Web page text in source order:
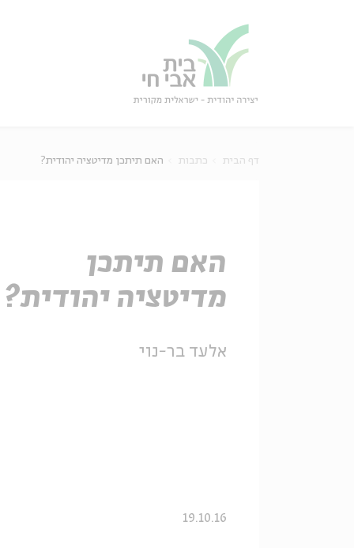
דף הבית כתבות האם תיתכן מדיטציה יהודית?
האם תיתכן
מדיטציה יהודית?
אלעד בר-נוי
19.10.16